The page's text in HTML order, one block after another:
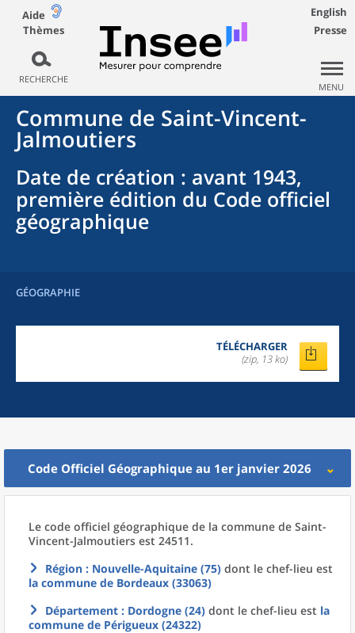
Aide
Thèmes
RECHERCHE
English
Presse
MENU
Commune de Saint-Vincent-
Jalmoutiers
Date de création : avant 1943,
première édition du Code officiel
géographique
GÉOGRAPHIE
TÉLÉCHARGER
(zip, 13 ko)
Code Officiel Géographique au 1er janvier 2026
Le code officiel géographique de la commune de Saint-
Vincent-Jalmoutiers est 24511.
Région : Nouvelle-Aquitaine (75) dont le chef-lieu est
la commune de Bordeaux (33063)
Département : Dordogne (24) dont le chef-lieu est la
commune de Périgueux (24322)